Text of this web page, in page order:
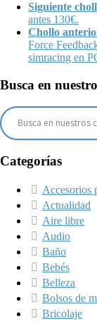
Siguiente
antes 130€.
Chollo
Force
simracing en
Busca en
Categorías
Accesorios
Actualidad
Aire libre
Audio
Baño
Bebés
Belleza
Bolsos de
Bricolaje